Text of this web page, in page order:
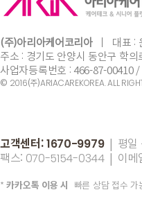
(주)아리아케어코리아 ㅣ ​대표 :
주소 : 경기도 안양시 동안구 학
사업자등록번호 : 466-87-00410
© 2016(주)ARIACAREKOREA. ALL
고객센터:1670-9979 | 평일
팩스: 070-5154-0344| 이메
*카카오톡 이용 시 빠른 상담 접수